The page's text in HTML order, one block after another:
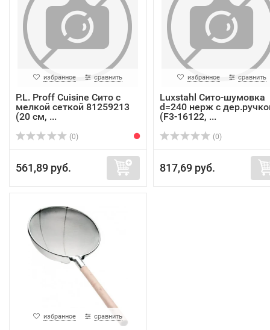
избранное сравнить
P.L. Proff Cuisine Сито с
мелкой сеткой 81259213
(20 см, ...
(0)
561,89 руб.
избранное сравнить
Luxstahl Сито-шумовка
d=240 нерж с
(F3-16122, ...
(0)
817,69 руб.
избранное сравнить